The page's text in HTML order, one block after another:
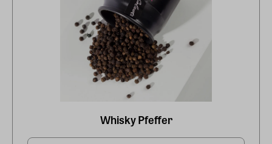
Whisky Pfeffer